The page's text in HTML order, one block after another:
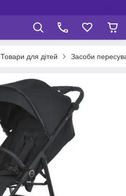
Товари для дітей Засоби